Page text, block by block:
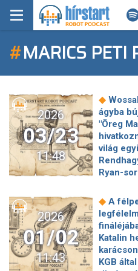
KEZDŐLAP
FRISS HÍREK
TECH HÍREK
FILM-ZENE-
PLAYLIST
MI AZ A ROBOT
#MARICS PETI
2026
03/23
11:48
◆
ágyba
"Öreg
világ
Ryan-
film és
a
nyertese
posztolt
éves lett
2026
01/02
11:43
◆ A
Katalin
KGB